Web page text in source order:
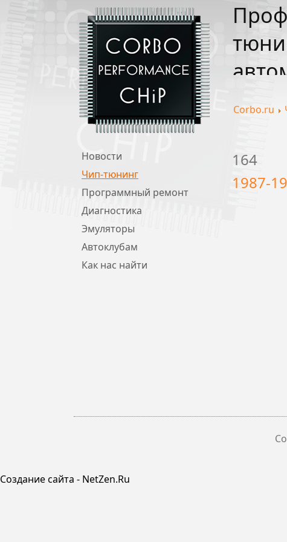
Corbo.ru
Новости
Чип-тюнинг
Программный ремонт
Диагностика
Эмуляторы
Автоклубам
Как нас найти
164
1987-
Создание сайта - NetZen.Ru